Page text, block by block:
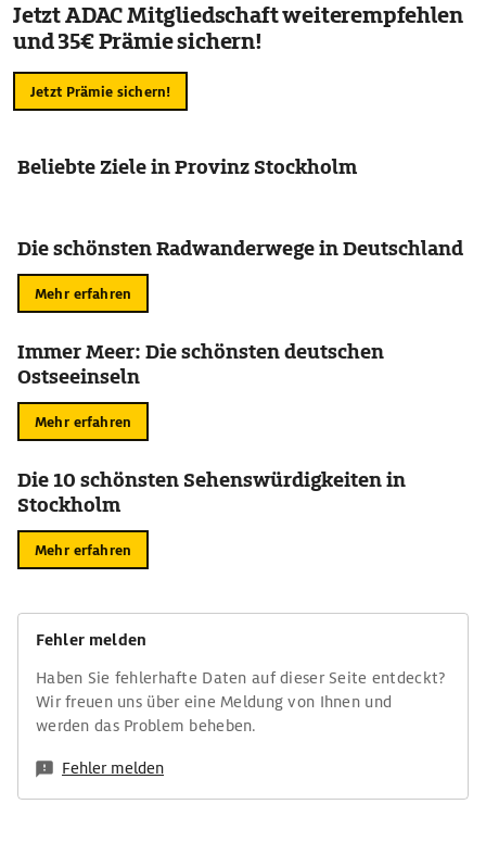
Jetzt ADAC Mitgliedschaft weiterempfehlen
und 35€ Prämie sichern!
Jetzt Prämie sichern!
Beliebte Ziele in Provinz Stockholm
Die schönsten Radwanderwege in Deutschland
Mehr erfahren
Immer Meer: Die schönsten deutschen
Ostseeinseln
Mehr erfahren
Die 10 schönsten Sehenswürdigkeiten in
Stockholm
Mehr erfahren
Fehler melden
Haben Sie fehlerhafte Daten auf dieser Seite entdeckt?
Wir freuen uns über eine Meldung von Ihnen und
werden das Problem beheben.
Fehler melden